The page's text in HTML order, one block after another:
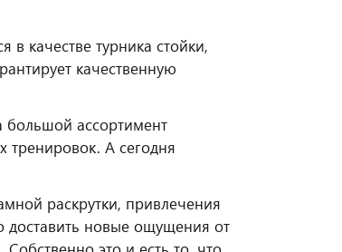
качестве турника стойки,
качественную
большой ассортимент
тренировок. А сегодня
раскрутки, привлечения
новые ощущения от